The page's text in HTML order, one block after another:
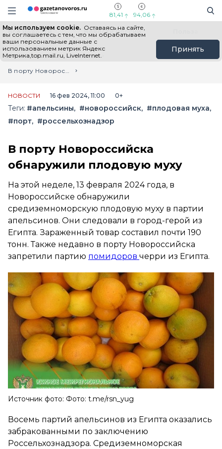
Информационный портал "ГазетаНоворос.ру"
Навигация сайта
81,41 94,06
Мы используем cookie. Оставаясь на сайте,
вы соглашаетесь с тем, что мы обрабатываем
ваши персональные данные с
использованием метрик Яндекс
Метрика,top.mail.ru, LiveInternet.
Принять
Все новости Новости России
Главная
Лента новостей
В порту Новороссийска обнаружили плодовую муху
НОВОСТИ 16 фев 2024, 11:00 0+
Теги: #апельсины #новороссийск
#плодовая муха
#порт
#россельхознадзор
В порту Новороссийска
обнаружили плодовую муху
На этой неделе, 13 февраля 2024 года, в
Новороссийске обнаружили
средиземноморскую плодовую муху в партии
апельсинов. Они следовали в город-герой из
Египта. Зараженный товар составил почти 190
тонн. Также недавно в порту Новороссийска
запретили партию помидоров черри из Египта.
Источник фото: Фото: t.me/rsn_yug
Восемь партий апельсинов из Египта оказались
забракованными по заключению
Россельхознадзора. Средиземноморская